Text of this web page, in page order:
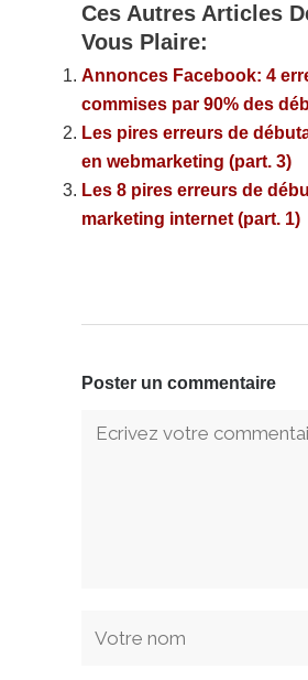
Ces Autres Articles
Vous Plaire:
Annonces Facebook: 4
commises par 90% des
Les pires erreurs de
en webmarketing (part. 3)
Les 8 pires erreurs de
marketing internet (part. 1)
Poster un commentaire